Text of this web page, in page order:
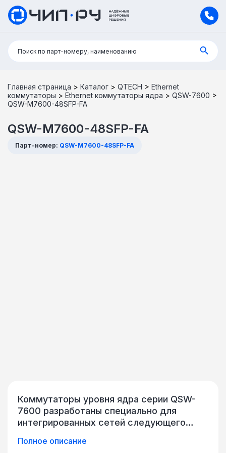
Поиск:
Поиск по парт-номеру, наименованию
Главная страница > Каталог > QTECH > Ethernet
коммутаторы > Ethernet коммутаторы ядра > QSW-7600 >
QSW-M7600-48SFP-FA
QSW-M7600-48SFP-FA
Парт-номер: QSW-M7600-48SFP-FA
Коммутаторы уровня ядра серии QSW-
7600 разработаны специально для
интегрированных сетей следующего
разработанной версии операционной
Полное описание